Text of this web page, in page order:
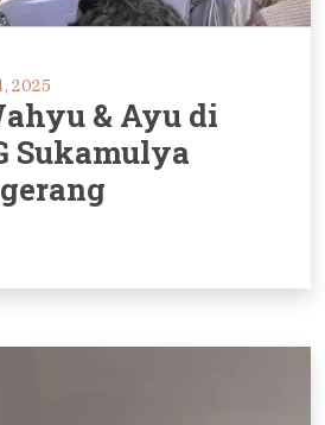
2025
& Ayu di
Sukamulya